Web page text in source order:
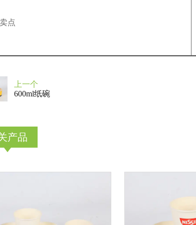
点
上一个
600ml纸碗
产品